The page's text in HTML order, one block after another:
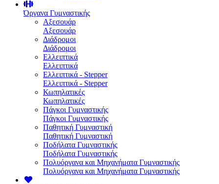
Όργανα Γυμναστικής
Αξεσουάρ
Αξεσουάρ
Διάδρομοι
Διάδρομοι
Ελλειπτικά
Ελλειπτικά
Ελλειπτικά - Stepper
Ελλειπτικά - Stepper
Κωπηλατικές
Κωπηλατικές
Πάγκοι Γυμναστικής
Πάγκοι Γυμναστικής
Παθητική Γυμναστική
Παθητική Γυμναστική
Ποδήλατα Γυμναστικής
Ποδήλατα Γυμναστικής
Πολυόργανα και Μηχανήματα Γυμναστικής
Πολυόργανα και Μηχανήματα Γυμναστικής